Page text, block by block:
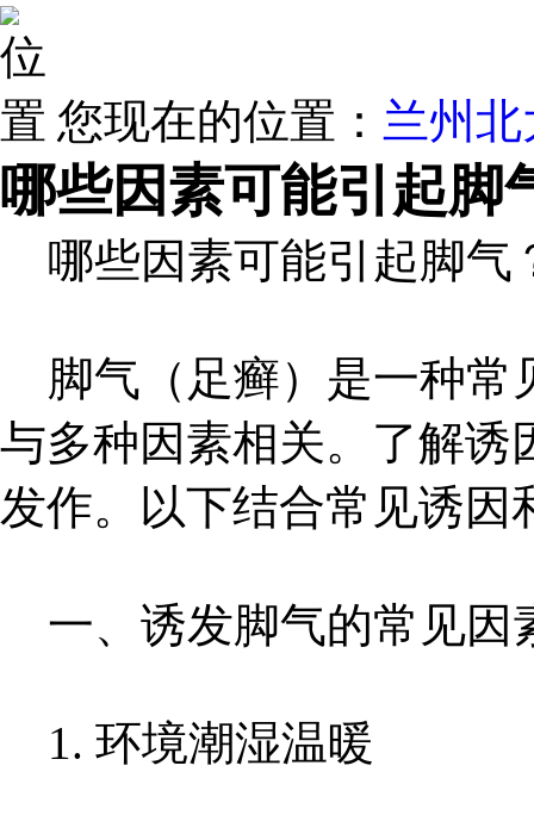
您现在的位置： 兰州
哪些因素可能引起脚
哪些因素可能引起脚气
脚气（足癣）是一种常
与多种因素相关。了解诱
发作。以下结合常见诱因
一、诱发脚气的常见因
1. 环境潮湿温暖